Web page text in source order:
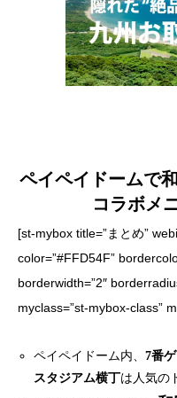
ペイペイドームで
コラボメ
[st-mybox title=”まとめ”
color=”#FFD54F”
borderwidth=”2″
myclass=”st-mybox-class”
ペイペイドーム内、7番
スタジアム横丁は人気の